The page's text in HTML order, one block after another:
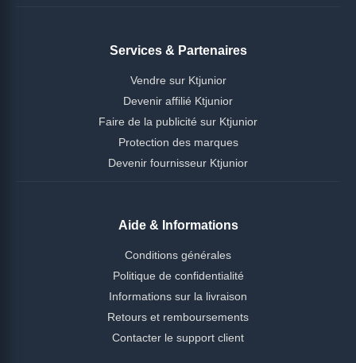
Services & Partenaires
Vendre sur Ktjunior
Devenir affilié Ktjunior
Faire de la publicité sur Ktjunior
Protection des marques
Devenir fournisseur Ktjunior
Aide & Informations
Conditions générales
Politique de confidentialité
Informations sur la livraison
Retours et remboursements
Contacter le support client